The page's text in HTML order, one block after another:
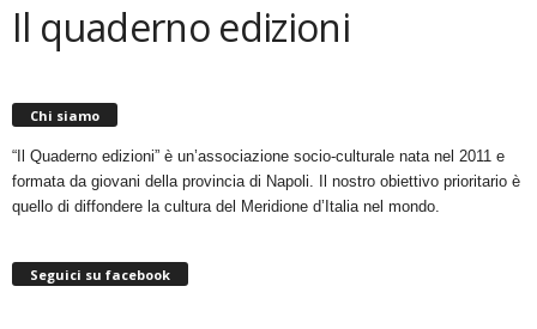
Il quaderno edizioni
Chi siamo
“Il Quaderno edizioni” è un’associazione socio-culturale nata nel 2011 e
formata da giovani della provincia di Napoli. Il nostro obiettivo prioritario è
quello di diffondere la cultura del Meridione d’Italia nel mondo.
Seguici su facebook